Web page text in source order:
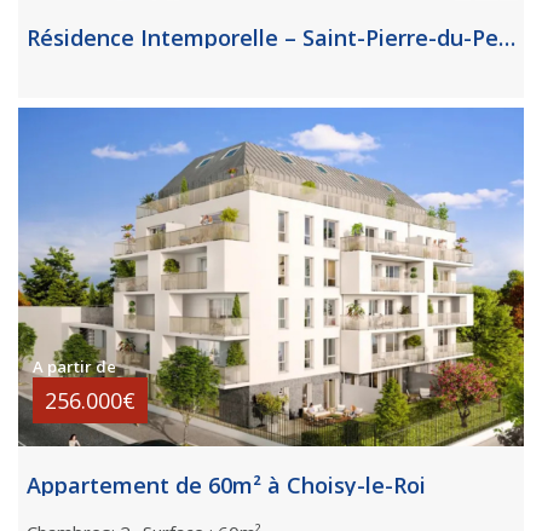
Résidence Intemporelle – Saint-Pierre-du-Perray (91)
A partir de
256.000€
Appartement de 60m² à Choisy-le-Roi